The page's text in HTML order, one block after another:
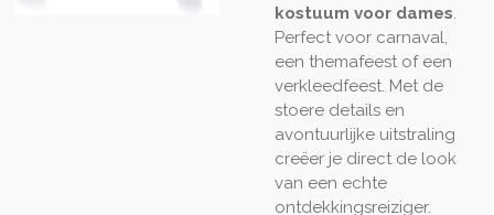
kostuum voor dames.
Perfect voor carnaval,
een themafeest of een
verkleedfeest. Met de
stoere details en
avontuurlijke uitstraling
creëer je direct de look
van een echte
ontdekkingsreiziger.